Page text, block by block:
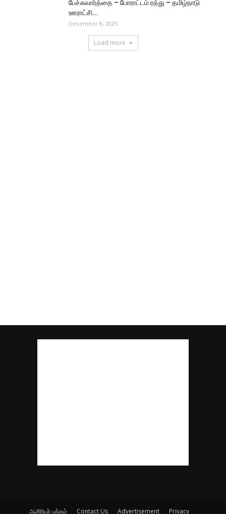
பேச்சுவார்த்தை – போராட்டம் ரத்து – தமிழ்நாடு
ஊராட்சி...
December 8, 2025
Load more
ஆசிரியர் பக்கம் Contact Us Advertisement Privacy